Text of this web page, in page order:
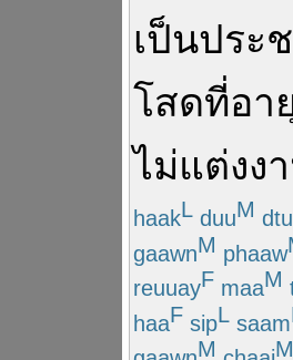
เป็นประ
โสดที่อา
ไม่แต่งง
haakL duuM
gaawnM phaaw
reuuayF maaM
haaF sipL saam
M
M